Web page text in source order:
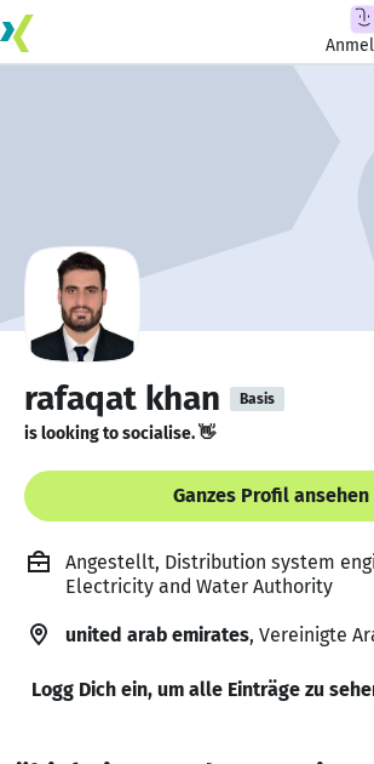
rafaqat khan Basis
is looking to socialise. 👋
Ganzes Profil ansehen
Angestellt, Distribution system
Electricity and Water Authority
united arab emirates, Vereinigte
Logg Dich ein, um alle Einträge zu